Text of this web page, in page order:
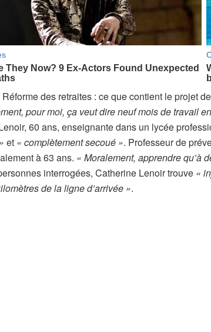
A
r
t
i
c
l
e
Réforme des retraites : ce que contient le projet
pour moi, ça veut dire neuf mois de travail
60 ans, enseignante dans un lycée
et « complètement secoué ». Professeur de
à 63 ans. « Moralement, apprendre qu’à
interrogées, Catherine Lenoir trouve «
de la ligne d’arrivée ».